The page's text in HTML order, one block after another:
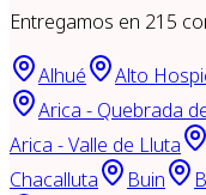
Entregamos en 215
Alhué Alto
Arica - Quebrada
Arica - Valle de Lluta
Chacalluta
Buin